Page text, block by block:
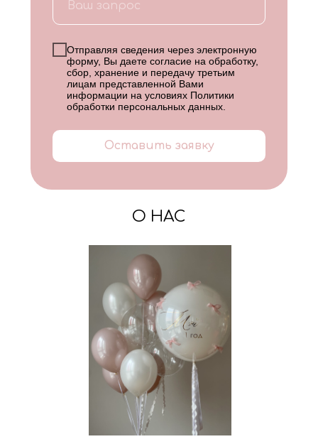
Отправляя сведения через электронную
форму, Вы даете согласие на обработку,
сбор, хранение и передачу третьим
лицам представленной Вами
информации на условиях Политики
обработки персональных данных
Оставить заявку
О НАС